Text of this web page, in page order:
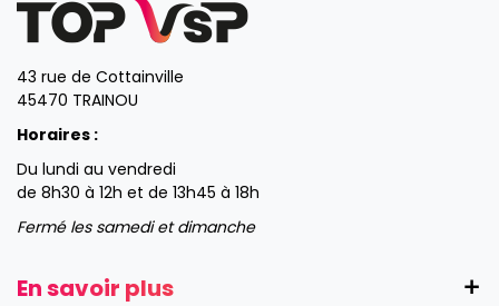
43 rue de Cottainville
45470 TRAINOU
Horaires :
Du lundi au vendredi
de 8h30 à 12h et de 13h45 à 18h
Fermé les samedi et dimanche
En savoir plus